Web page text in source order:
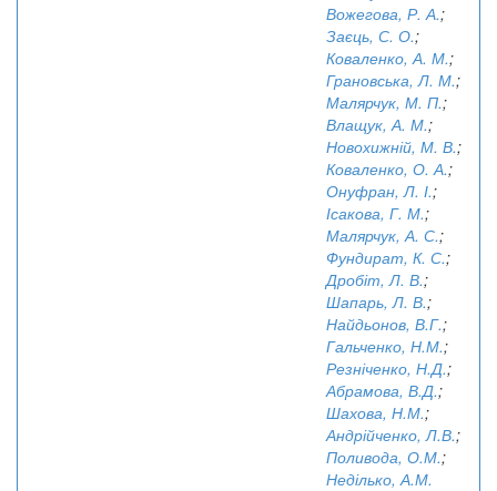
Вожегова, Р. А.;
Заєць, С. О.;
Коваленко, А. М.;
Грановська, Л. М.;
Малярчук, М. П.;
Влащук, А. М.;
Новохижній, М. В.;
Коваленко, О. А.;
Онуфран, Л. І.;
Ісакова, Г. М.;
Малярчук, А. С.;
Фундират, К. С.;
Дробіт, Л. В.;
Шапарь, Л. В.;
Найдьонов, В.Г.;
Гальченко, Н.М.;
Резніченко, Н.Д.;
Абрамова, В.Д.;
Шахова, Н.М.;
Андрійченко, Л.В.;
Поливода, О.М.;
Неділько, А.М.